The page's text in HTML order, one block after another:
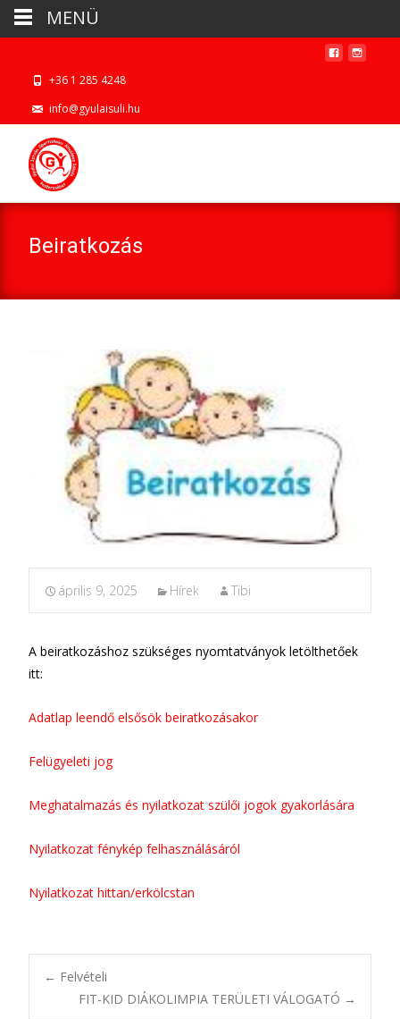
+36 1 285 4248
info@gyulaisuli.hu
Beiratkozás
április 9, 2025 Hírek Tibi
A beiratkozáshoz szükséges nyomtatványok letölthetőek
itt:
Adatlap leendő elsősök beiratkozásakor
Felügyeleti jog
Meghatalmazás és nyilatkozat szülői jogok gyakorlására
Nyilatkozat fénykép felhasználásáról
Nyilatkozat hittan/erkölcstan
← Felvételi
FIT-KID DIÁKOLIMPIA TERÜLETI VÁLOGATÓ →
MENÜ